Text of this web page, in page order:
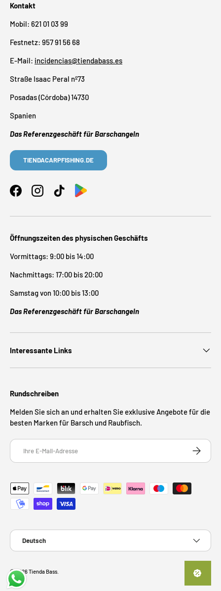
Kontakt
Mobil: 621 01 03 99
Festnetz: 957 91 56 68
E-Mail: incidencias@tiendabass.es
Straße Isaac Peral nº73
Posadas (Córdoba) 14730
Spanien
Das Referenzgeschäft für Barschangeln
TIENDACARPFISHING.DE
FacebookInstagramTikTok
Öffnungszeiten des physischen Geschäfts
Vormittags: 9:00 bis 14:00
Nachmittags: 17:00 bis 20:00
Samstag von 10:00 bis 13:00
Das Referenzgeschäft für Barschangeln
Interessante Links
Rundschreiben
Melden Sie sich an und erhalten Sie exklusive Angebote für die
besten Marken für Barsch und Raubfisch.
E-Mail
Zahlungsmethoden
Sprache
Deutsch
© 2026Tienda Bass